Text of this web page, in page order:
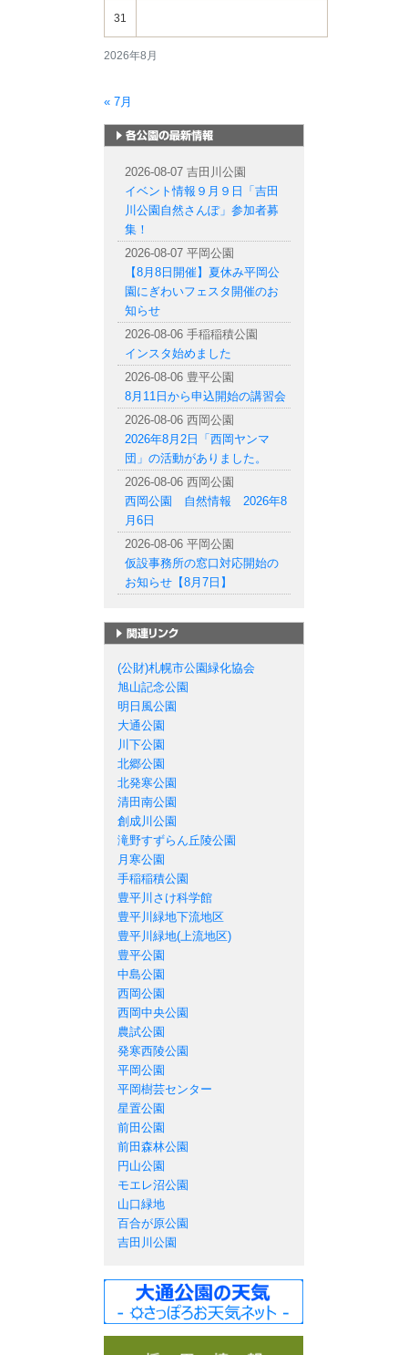
2026年8月
31
« 7月
2026-08-07 吉田川公園
イベント情報９月９日「吉田
川公園自然さんぽ」参加者募
集！
2026-08-07 平岡公園
【8月8日開催】夏休み平岡公
園にぎわいフェスタ開催のお
知らせ
2026-08-06 手稲稲積公園
インスタ始めました
2026-08-06 豊平公園
8月11日から申込開始の講習会
2026-08-06 西岡公園
2026年8月2日「西岡ヤンマ
団」の活動がありました。
2026-08-06 西岡公園
西岡公園 自然情報 2026年8
月6日
2026-08-06 平岡公園
仮設事務所の窓口対応開始の
お知らせ【8月7日】
(公財)札幌市公園緑化協会
旭山記念公園
明日風公園
大通公園
川下公園
北郷公園
北発寒公園
清田南公園
創成川公園
滝野すずらん丘陵公園
月寒公園
手稲稲積公園
豊平川さけ科学館
豊平川緑地下流地区
豊平川緑地(上流地区)
豊平公園
中島公園
西岡公園
西岡中央公園
農試公園
発寒西陵公園
平岡公園
平岡樹芸センター
星置公園
前田公園
前田森林公園
円山公園
モエレ沼公園
山口緑地
百合が原公園
吉田川公園